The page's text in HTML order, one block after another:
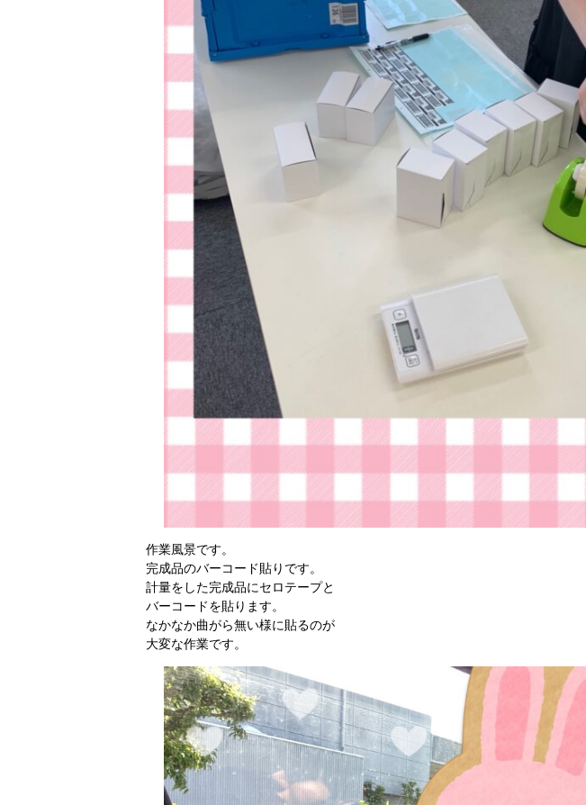
作業風景です。
完成品のバーコード貼りです。
計量をした完成品にセロテープと
バーコードを貼ります。
なかなか曲がら無い様に貼るのが
大変な作業です。